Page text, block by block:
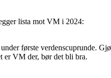
lista mot VM i 2024:
første verdenscuprunde.
er VM der, bør det bli bra.